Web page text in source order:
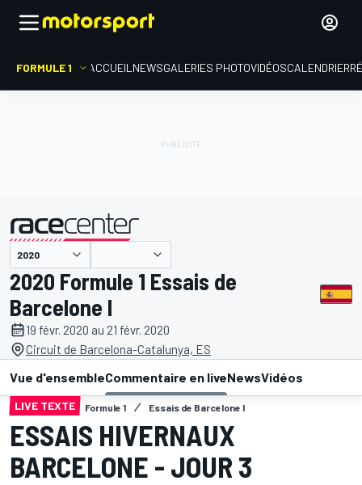
FORMULE 1 ACCUEIL NEWSGALERIES PHOTOVIDÉOSCALENDRIER
2020 Formule 1 Essais de
Barcelone I
19 févr. 2020 au 21 févr. 2020
Circuit de Barcelona-Catalunya, ES
Vue d'ensembleCommentaire en liveNewsVidéos
LIVE TEXTE Formule 1 Essais de Barcelone I
ESSAIS HIVERNAUX
BARCELONE - JOUR 3